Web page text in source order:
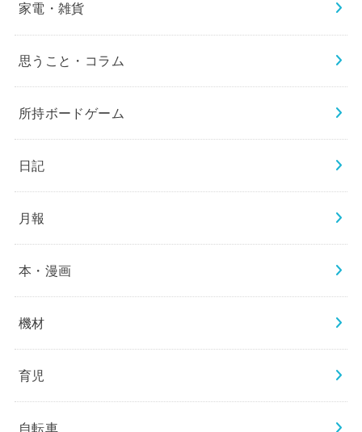
家電・雑貨
思うこと・コラム
所持ボードゲーム
日記
月報
本・漫画
機材
育児
自転車